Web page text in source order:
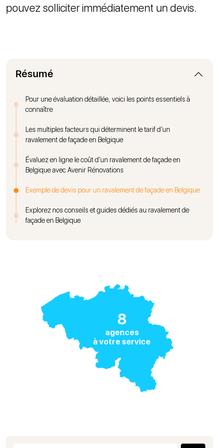
pouvez solliciter immédiatement un devis.
Résumé
Pour une évaluation détaillée, voici les points essentiels à
connaître
Les multiples facteurs qui déterminent le tarif d’un
ravalement de façade en Belgique
Évaluez en ligne le coût d’un ravalement de façade en
Belgique avec Avenir Rénovations
Exemple de devis pour un ravalement de façade en Belgique
Explorez nos conseils et guides dédiés au ravalement de
façade en Belgique
8
agences
à votre service